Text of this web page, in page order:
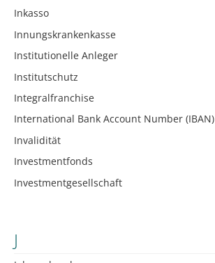
Inkasso
Innungskrankenkasse
Institutionelle Anleger
Institutschutz
Integralfranchise
International Bank Account Number (IBAN)
Invalidität
Investmentfonds
Investmentgesellschaft
J